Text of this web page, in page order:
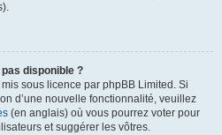
disponible ?
sous licence par phpBB Limited. Si
d’une nouvelle fonctionnalité, veuillez
(en anglais) où vous pourrez voter pour
et suggérer les vôtres.